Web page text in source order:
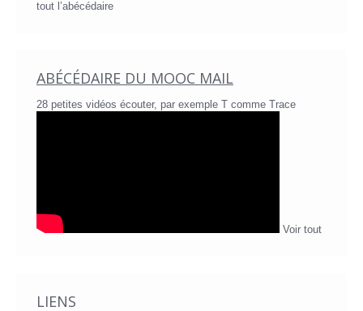
tout l’abécédaire
ABÉCÉDAIRE DU MOOC MAIL
28 petites vidéos écouter, par exemple T comme Trace
Voir tout
LIENS